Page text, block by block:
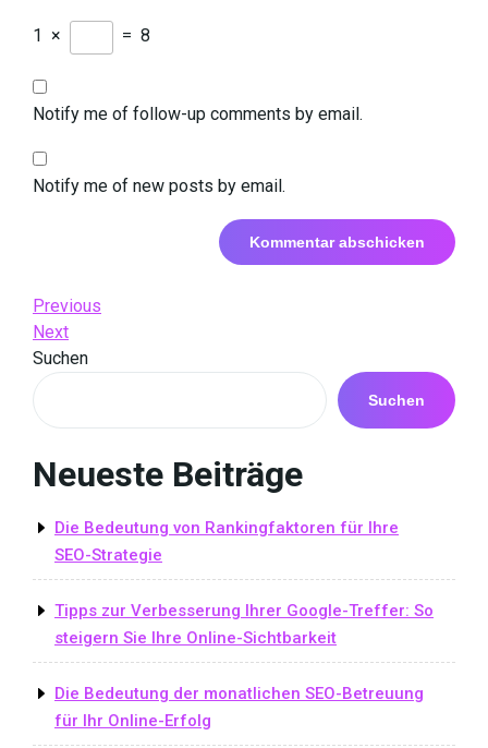
1 × = 8
Notify me of follow-up comments by email.
Notify me of new posts by email.
Beitrags-
Navigation
Previous
Post
Previous
Next
Post
Next
Suchen
Suchen
Neueste Beiträge
Die Bedeutung von Rankingfaktoren für Ihre
SEO-Strategie
Tipps zur Verbesserung Ihrer Google-Treffer: So
steigern Sie Ihre Online-Sichtbarkeit
Die Bedeutung der monatlichen SEO-Betreuung
für Ihr Online-Erfolg